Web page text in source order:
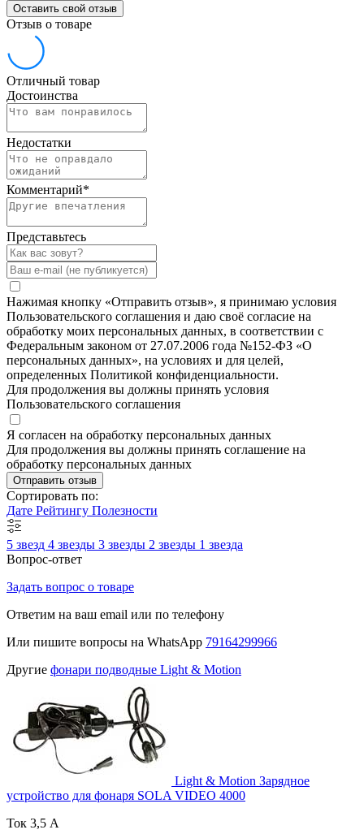
Оставить свой отзыв
Отзыв о товаре
Отличный товар
Достоинства
Недостатки
Комментарий*
Представьтесь
Нажимая кнопку «Отправить отзыв», я принимаю условия
Пользовательского соглашения и даю своё согласие на
обработку моих персональных данных, в соответствии с
Федеральным законом от 27.07.2006 года №152-ФЗ «О
персональных данных», на условиях и для целей,
определенных Политикой конфиденциальности.
Для продолжения вы должны принять условия
Пользовательского соглашения
Я согласен на обработку персональных данных
Для продолжения вы должны принять соглашение на
обработку персональных данных
Отправить отзыв
Сортировать по:
Дате Рейтингу Полезности
5 звезд 4 звезды 3 звезды 2 звезды 1 звезда
Вопрос-ответ
Задать вопрос о товаре
Ответим на ваш email или по телефону
Или пишите вопросы на WhatsApp 79164299966
Другие фонари подводные Light & Motion
Light & Motion Зарядное
устройство для фонаря SOLA VIDEO 4000
Ток 3,5 А